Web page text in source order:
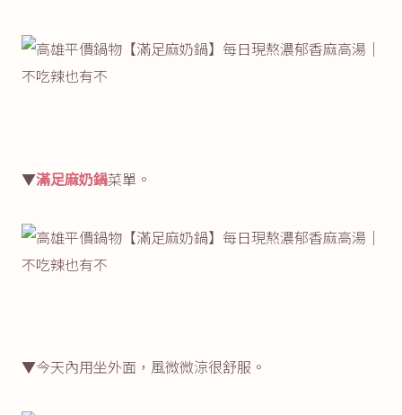
▼滿足麻奶鍋菜單。
▼今天內用坐外面，風微微涼很舒服。